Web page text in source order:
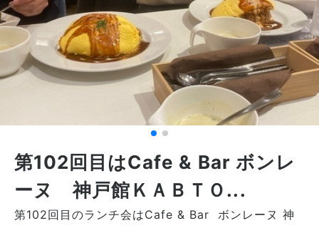
第102回目はCafe & Bar ボンレ
ーヌ 神戸館ＫＡＢＴＯ...
第102回目のランチ会はCafe & Bar ボンレーヌ 神